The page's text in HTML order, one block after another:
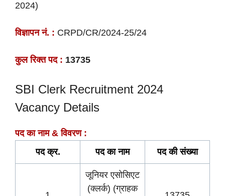
2024)
विज्ञापन नं. : CRPD/CR/2024-25/24
कुल रिक्त पद : 13735
SBI Clerk Recruitment 2024
Vacancy Details
पद का नाम & विवरण :
पद क्र.
पद का नाम पद की संख्या
जूनियर एसोसिएट
(क्लर्क) (ग्राहक